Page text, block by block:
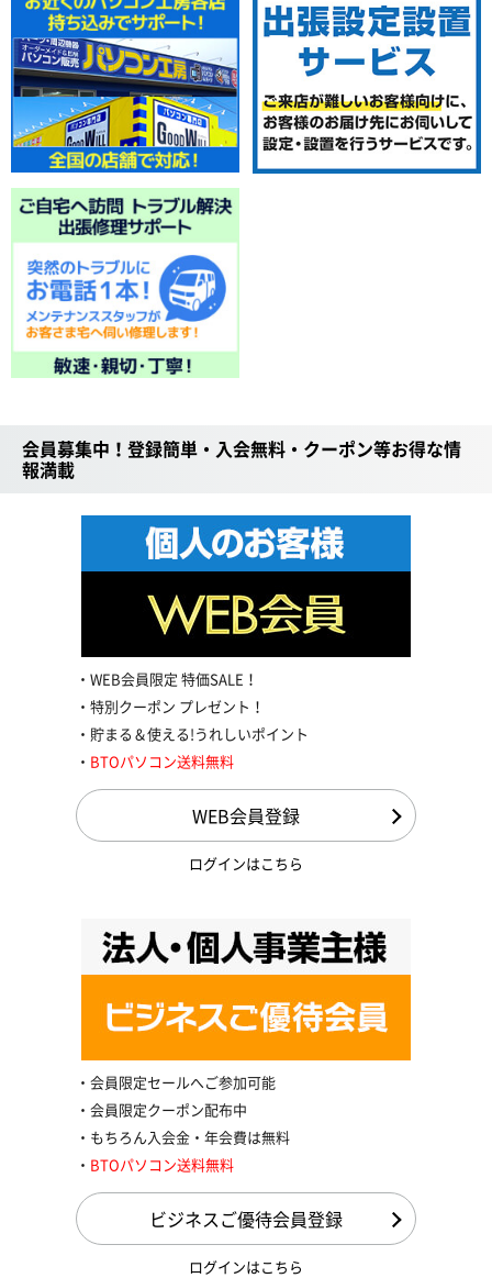
会員募集中！登録簡単・入会無料・クーポン等お得な情
報満載
WEB会員限定 特価SALE！
特別クーポン プレゼント！
貯まる＆使える!うれしいポイント
BTOパソコン送料無料
WEB会員登録
ログインはこちら
会員限定セールへご参加可能
会員限定クーポン配布中
もちろん入会金・年会費は無料
BTOパソコン送料無料
ビジネスご優待会員登録
ログインはこちら